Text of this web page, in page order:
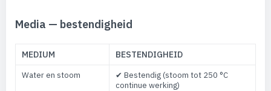
Media — bestendigheid
MEDIUM BESTENDIGHEID
Water en stoom
✔ Bestendig (stoom tot 250 °C
continue werking)